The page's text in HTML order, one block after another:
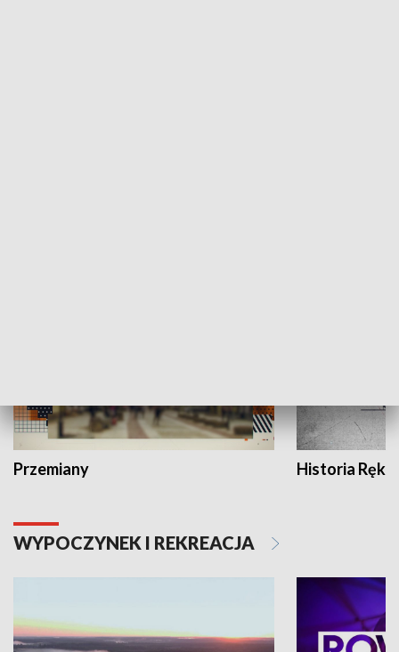
Przemiany Historia Ręką
WYPOCZYNEK I REKREACJA